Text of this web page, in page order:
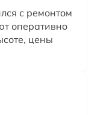
с ремонтом
оперативно
цены